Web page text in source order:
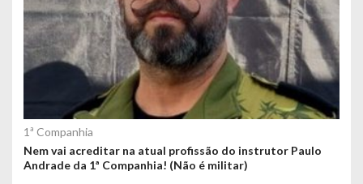
1ª Companhia
Nem vai acreditar na atual profissão do instrutor Paulo
Andrade da 1ª Companhia! (Não é militar)